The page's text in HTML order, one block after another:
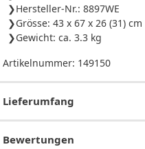
Hersteller-Nr.: 8897WE
Grösse: 43 x 67 x 26 (31) cm
Gewicht: ca. 3.3 kg
Artikelnummer: 149150
Lieferumfang
Bewertungen